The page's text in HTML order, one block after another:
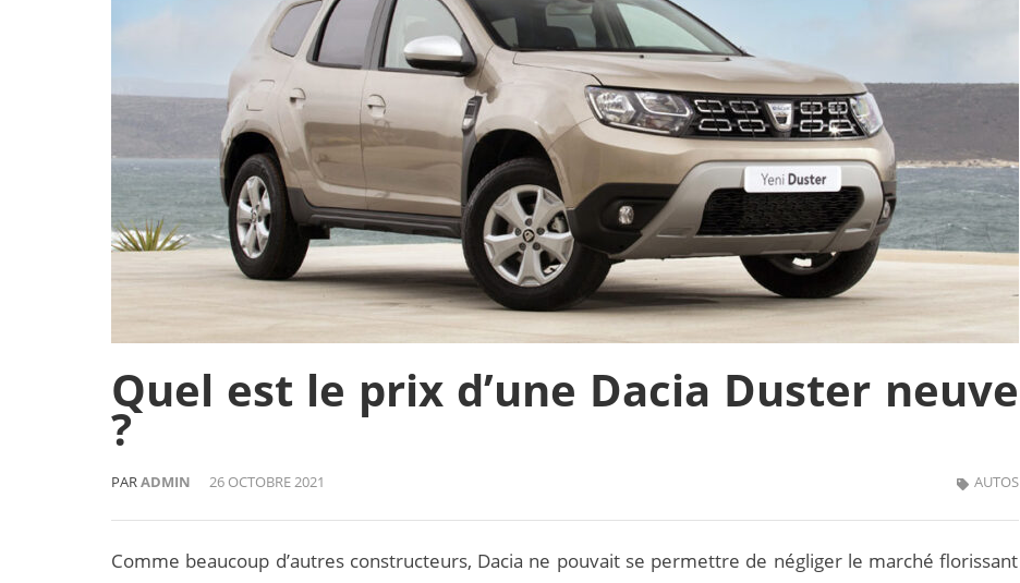
Quel est le prix d’une Dacia Duster neuve
?
PARADMIN 26 OCTOBRE 2021 AUTOS
Comme beaucoup d’autres constructeurs, Dacia ne pouvait se permettre de négliger le marché florissant